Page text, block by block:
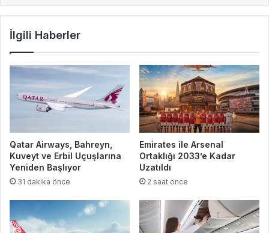
İlgili Haberler
Qatar Airways, Bahreyn,
Kuveyt ve Erbil Uçuşlarına
Yeniden Başlıyor
31 dakika önce
Emirates ile Arsenal
Ortaklığı 2033’e Kadar
Uzatıldı
2 saat önce